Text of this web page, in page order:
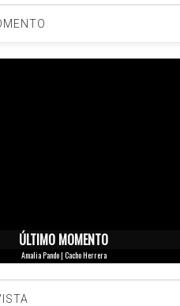
ÚLTIMO MOMENTO
Amalia Pando | Cacho Herrera